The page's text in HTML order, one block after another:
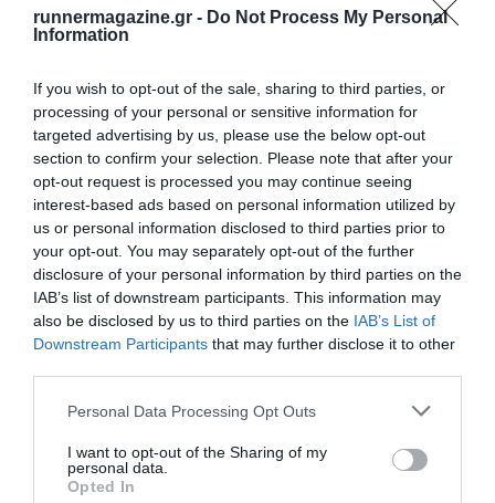
runnermagazine.gr - Do Not Process My Personal
Information
If you wish to opt-out of the sale, sharing to third parties, or
processing of your personal or sensitive information for
targeted advertising by us, please use the below opt-out
section to confirm your selection. Please note that after your
opt-out request is processed you may continue seeing
interest-based ads based on personal information utilized by
us or personal information disclosed to third parties prior to
your opt-out. You may separately opt-out of the further
disclosure of your personal information by third parties on the
IAB’s list of downstream participants. This information may
also be disclosed by us to third parties on the IAB’s List of
Downstream Participants that may further disclose it to other
Personal Data Processing Opt Outs
I want to opt-out of the Sharing of my
personal data.
Opted In